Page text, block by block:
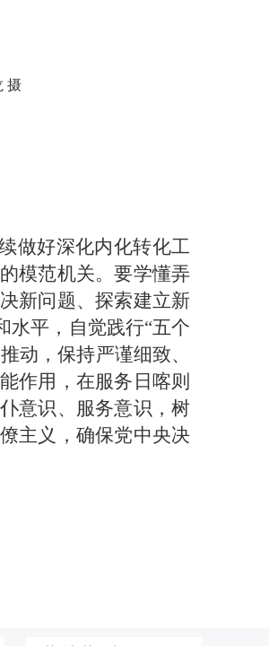
摄
做好深化内化转化工
模范机关。要学懂弄
新问题、探索建立新
水平，自觉践行“五个
动，保持严谨细致、
作用，在服务日喀则
意识、服务意识，树
主义，确保党中央决